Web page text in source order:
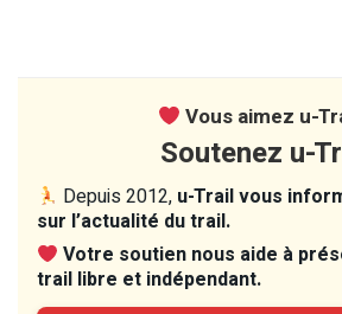
Vous aimez u-
Soutenez u-
Depuis 2012, u-Trail vous
sur l’actualité du trail.
Votre soutien nous aide à
trail libre et indépendant.